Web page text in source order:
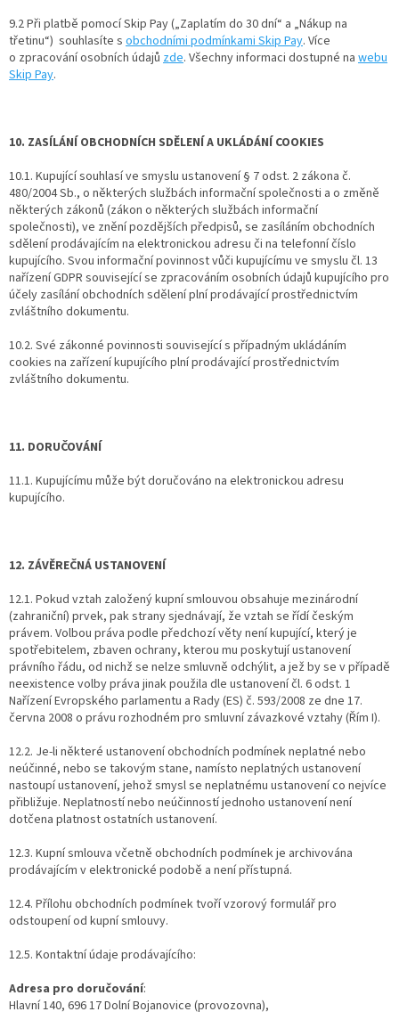
9.2 Při platbě pomocí Skip Pay („Zaplatím do 30 dní“ a „Nákup na
třetinu“) souhlasíte s obchodními podmínkami Skip Pay. Více
o zpracování osobních údajů zde. Všechny informaci dostupné na webu
Skip Pay.
10. ZASÍLÁNÍ OBCHODNÍCH SDĚLENÍ A UKLÁDÁNÍ COOKIES
10.1. Kupující souhlasí ve smyslu ustanovení § 7 odst. 2 zákona č.
480/2004 Sb., o některých službách informační společnosti a o změně
některých zákonů (zákon o některých službách informační
společnosti), ve znění pozdějších předpisů, se zasíláním obchodních
sdělení prodávajícím na elektronickou adresu či na telefonní číslo
kupujícího. Svou informační povinnost vůči kupujícímu ve smyslu čl. 13
nařízení GDPR související se zpracováním osobních údajů kupujícího pro
účely zasílání obchodních sdělení plní prodávající prostřednictvím
zvláštního dokumentu.
10.2. Své zákonné povinnosti související s případným ukládáním
cookies na zařízení kupujícího plní prodávající prostřednictvím
zvláštního dokumentu.
11. DORUČOVÁNÍ
11.1. Kupujícímu může být doručováno na elektronickou adresu
kupujícího.
12. ZÁVĚREČNÁ USTANOVENÍ
12.1. Pokud vztah založený kupní smlouvou obsahuje mezinárodní
(zahraniční) prvek, pak strany sjednávají, že vztah se řídí českým
právem. Volbou práva podle předchozí věty není kupující, který je
spotřebitelem, zbaven ochrany, kterou mu poskytují ustanovení
právního řádu, od nichž se nelze smluvně odchýlit, a jež by se v případě
neexistence volby práva jinak použila dle ustanovení čl. 6 odst. 1
Nařízení Evropského parlamentu a Rady (ES) č. 593/2008 ze dne 17.
června 2008 o právu rozhodném pro smluvní závazkové vztahy (Řím I).
12.2. Je-li některé ustanovení obchodních podmínek neplatné nebo
neúčinné, nebo se takovým stane, namísto neplatných ustanovení
nastoupí ustanovení, jehož smysl se neplatnému ustanovení co nejvíce
přibližuje. Neplatností nebo neúčinností jednoho ustanovení není
dotčena platnost ostatních ustanovení.
12.3. Kupní smlouva včetně obchodních podmínek je archivována
prodávajícím v elektronické podobě a není přístupná.
12.4. Přílohu obchodních podmínek tvoří vzorový formulář pro
odstoupení od kupní smlouvy.
12.5. Kontaktní údaje prodávajícího:
Adresa pro doručování:
Hlavní 140, 696 17 Dolní Bojanovice (provozovna),